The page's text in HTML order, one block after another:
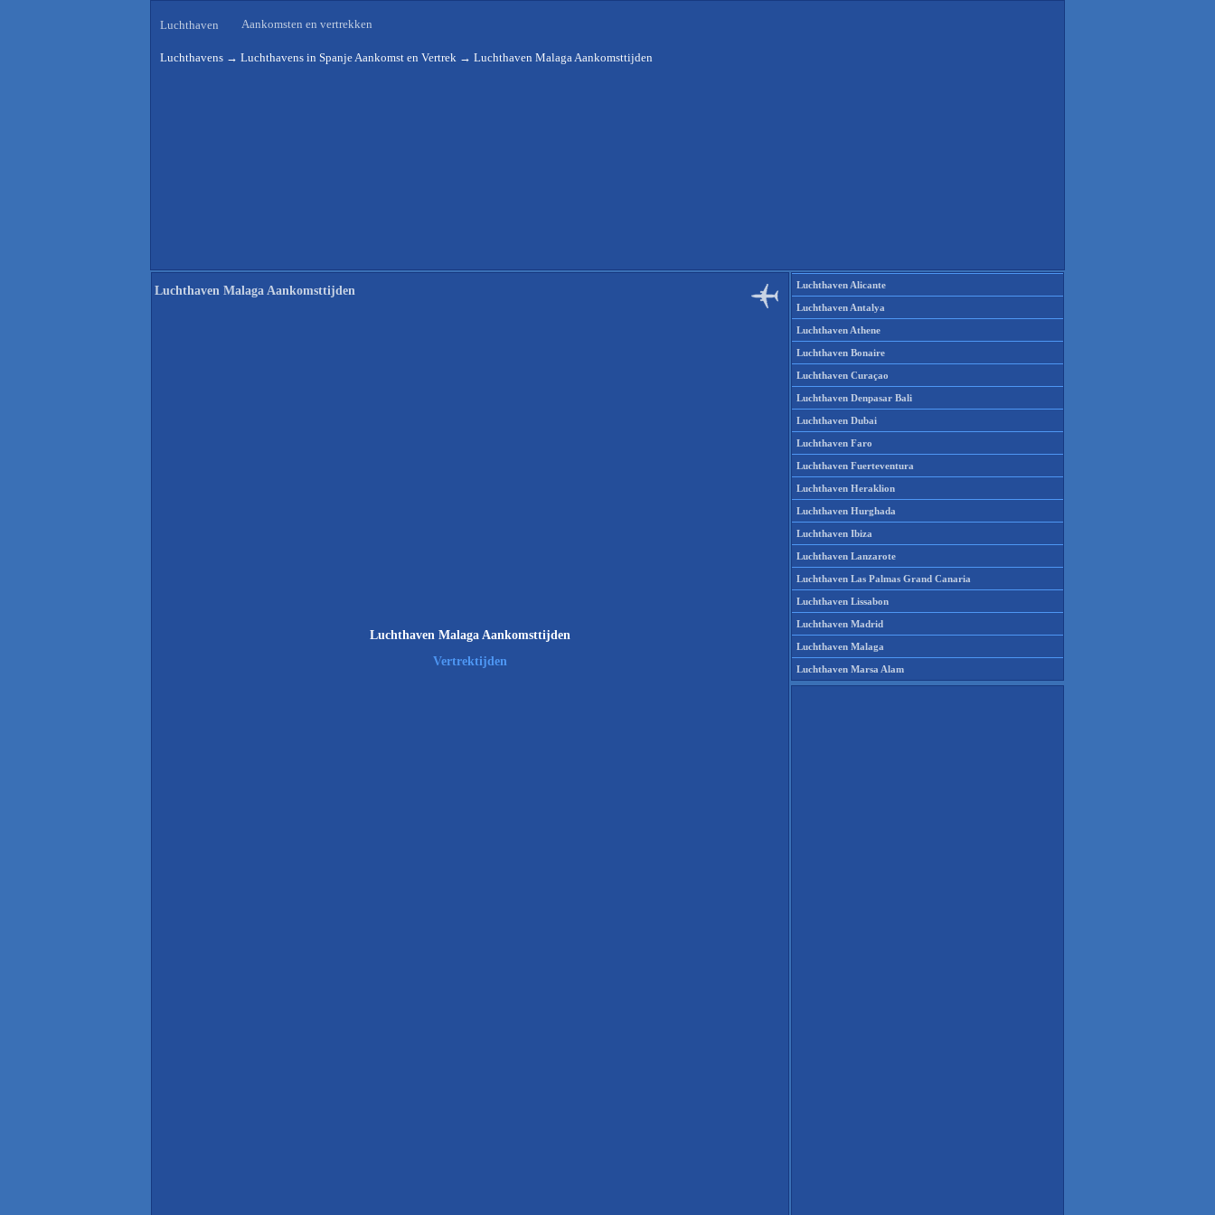
Luchthaven Aankomsten en vertrekken
Luchthavens → Luchthavens in Spanje Aankomst en Vertrek → Luchthaven Malaga Aankomsttijden
Luchthaven Malaga Aankomsttijden
Luchthaven Malaga Aankomsttijden
Vertrektijden
Luchthaven Alicante
Luchthaven Antalya
Luchthaven Athene
Luchthaven Bonaire
Luchthaven Curaçao
Luchthaven Denpasar Bali
Luchthaven Dubai
Luchthaven Faro
Luchthaven Fuerteventura
Luchthaven Heraklion
Luchthaven Hurghada
Luchthaven Ibiza
Luchthaven Lanzarote
Luchthaven Las Palmas Grand Canaria
Luchthaven Lissabon
Luchthaven Madrid
Luchthaven Malaga
Luchthaven Marsa Alam